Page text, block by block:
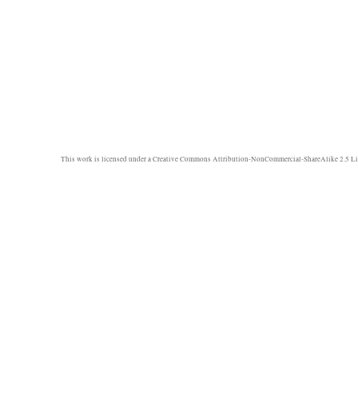
This work is licensed under aCreative Commons Attribution-NonCommercial-ShareAlike 2.5